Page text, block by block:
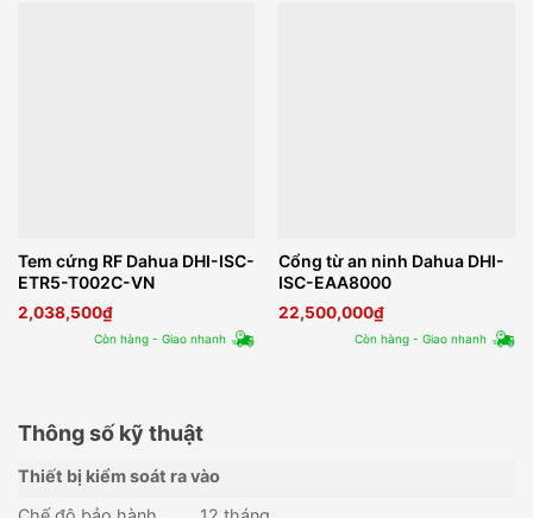
Tem cứng RF Dahua DHI-ISC-
ETR5-T002C-VN
2,038,500₫
Còn hàng - Giao nhanh
Cổng từ an ninh Dahua DHI-
ISC-EAA8000
22,500,000₫
Còn hàng - Giao nhanh
Thông số kỹ thuật
Thiết bị kiểm soát ra vào